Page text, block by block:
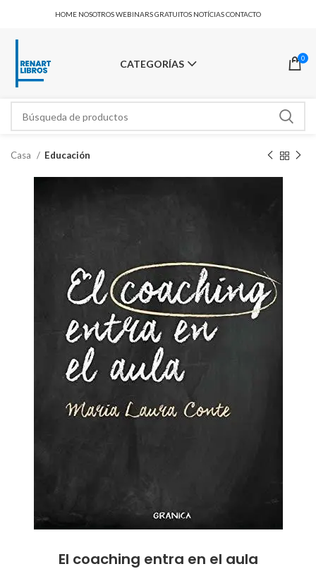
HOME NOSOTROSWEBINARS GRATUITOS NOTÍCIASCONTACTO
CATEGORÍAS 0
Casa Educación
El coaching entra en el aula